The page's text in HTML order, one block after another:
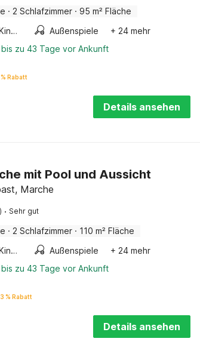
· 2 Schlafzimmer · 95 m² Fläche
Spaß für Kinder Außenspiele
+ 24 mehr
zu 43 Tage vor Ankunft
% Rabatt
Details ansehen
mit Pool und Aussicht
Marche
· Sehr gut
· 2 Schlafzimmer · 110 m² Fläche
Spaß für Kinder Außenspiele
+ 24 mehr
zu 43 Tage vor Ankunft
% Rabatt
Details ansehen